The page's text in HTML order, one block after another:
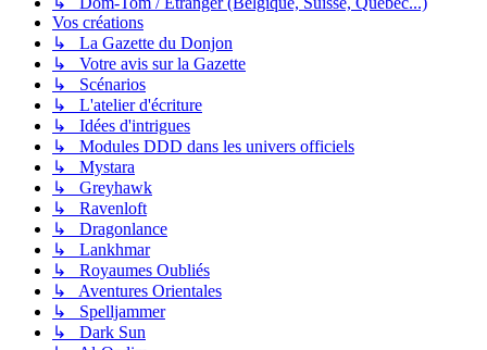
Vos créations
↳ La Gazette du Donjon
↳ Votre avis sur la Gazette
↳ Scénarios
↳ L'atelier d'écriture
↳ Idées d'intrigues
↳ Modules DDD dans les univers officiels
↳ Mystara
↳ Greyhawk
↳ Ravenloft
↳ Dragonlance
↳ Lankhmar
↳ Royaumes Oubliés
↳ Aventures Orientales
↳ Spelljammer
↳ Dark Sun